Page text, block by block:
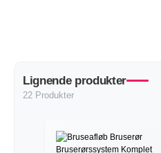
Lignende produkter
22 Produkter